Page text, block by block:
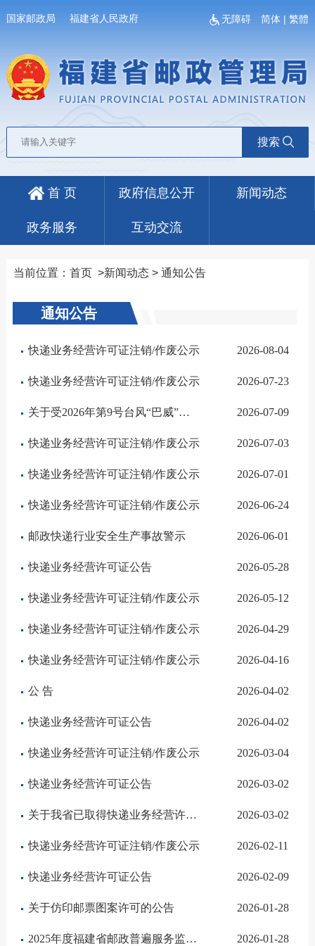
国家邮政局 福建省人民政府 无障碍 简体 |繁體
搜索
首 页 政府信息公开 新闻动态
政务服务 互动交流
当前位置： 首页>新闻动态> 通知公告
通知公告
快递业务经营许可证注销/作废公示 2026-08-04
快递业务经营许可证注销/作废公示 2026-07-23
关于受2026年第9号台风“巴威”影响期间的寄递服务消费提示 2026-07-09
快递业务经营许可证注销/作废公示 2026-07-03
快递业务经营许可证注销/作废公示 2026-07-01
快递业务经营许可证注销/作废公示 2026-06-24
邮政快递行业安全生产事故警示 2026-06-01
快递业务经营许可证公告 2026-05-28
快递业务经营许可证注销/作废公示 2026-05-12
快递业务经营许可证注销/作废公示 2026-04-29
快递业务经营许可证注销/作废公示 2026-04-16
公 告 2026-04-02
快递业务经营许可证公告 2026-04-02
快递业务经营许可证注销/作废公示 2026-03-04
快递业务经营许可证公告 2026-03-02
关于我省已取得快递业务经营许可资质企业公告 2026-03-02
快递业务经营许可证注销/作废公示 2026-02-11
快递业务经营许可证公告 2026-02-09
关于仿印邮票图案许可的公告 2026-01-28
2025年度福建省邮政普遍服务监管报告 2026-01-28